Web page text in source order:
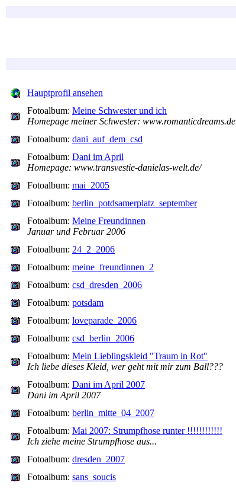
Hauptprofil ansehen
Fotoalbum: Meine Schwester und ich
Homepage meiner Schwester: www.romanticdreams.de
Fotoalbum: dani_auf_dem_csd
Fotoalbum: Dani im April
Homepage: www.transvestie-danielas-welt.de/
Fotoalbum: mai_2005
Fotoalbum: berlin_potdsamerplatz_september
Fotoalbum: Meine Freundinnen
Januar und Februar 2006
Fotoalbum: 24_2_2006
Fotoalbum: meine_freundinnen_2
Fotoalbum: csd_dresden_2006
Fotoalbum: potsdam
Fotoalbum: loveparade_2006
Fotoalbum: csd_berlin_2006
Fotoalbum: Mein Lieblingskleid "Traum in Rot"
Ich liebe dieses Kleid, wer geht mit mir zum Ball???
Fotoalbum: Dani im April 2007
Dani im April 2007
Fotoalbum: berlin_mitte_04_2007
Fotoalbum: Mai 2007: Strumpfhose runter !!!!!!!!!!!!
Ich ziehe meine Strumpfhose aus...
Fotoalbum: dresden_2007
Fotoalbum: sans_soucis